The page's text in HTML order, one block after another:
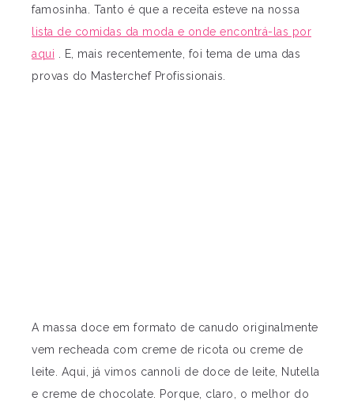
famosinha. Tanto é que a receita esteve na nossa
lista de comidas da moda e onde encontrá-las por
aqui . E, mais recentemente, foi tema de uma das
provas do Masterchef Profissionais.
A massa doce em formato de canudo originalmente
vem recheada com creme de ricota ou creme de
leite. Aqui, já vimos cannoli de doce de leite, Nutella
e creme de chocolate. Porque, claro, o melhor do